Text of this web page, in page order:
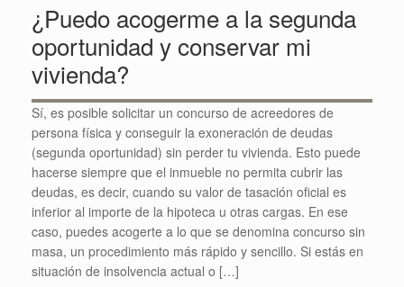
¿Puedo acogerme a la segunda
oportunidad y conservar mi
vivienda?
Sí, es posible solicitar un concurso de acreedores de
persona física y conseguir la exoneración de deudas
(segunda oportunidad) sin perder tu vivienda. Esto puede
hacerse siempre que el inmueble no permita cubrir las
deudas, es decir, cuando su valor de tasación oficial es
inferior al importe de la hipoteca u otras cargas. En ese
caso, puedes acogerte a lo que se denomina concurso sin
masa, un procedimiento más rápido y sencillo. Si estás en
situación de insolvencia actual o […]